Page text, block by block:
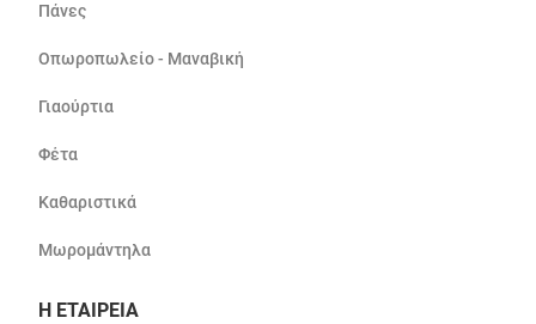
Πάνες
Οπωροπωλείο - Μαναβική
Γιαούρτια
Φέτα
Καθαριστικά
Μωρομάντηλα
Η ΕΤΑΙΡΕΙΑ